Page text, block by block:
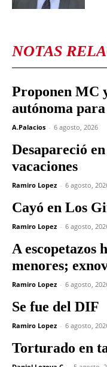
NOTAS
Proponen MC
autónoma
A.Palacios - 6 agosto, 2026
Desapareció
vacaciones
Ramiro Lopez - 6 agosto,
Cayó en Los
Ramiro Lopez - 6 agosto,
A escopetazos
menores;
Ramiro Lopez - 6 agosto,
Se fue del DIF
Ramiro Lopez - 6 agosto,
Torturado en